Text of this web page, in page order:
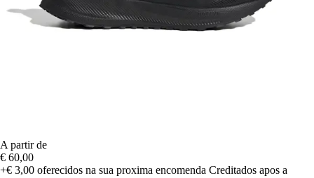
A partir de
€ 60,00
+€ 3,00 oferecidos na sua proxima encomenda Creditados apos a